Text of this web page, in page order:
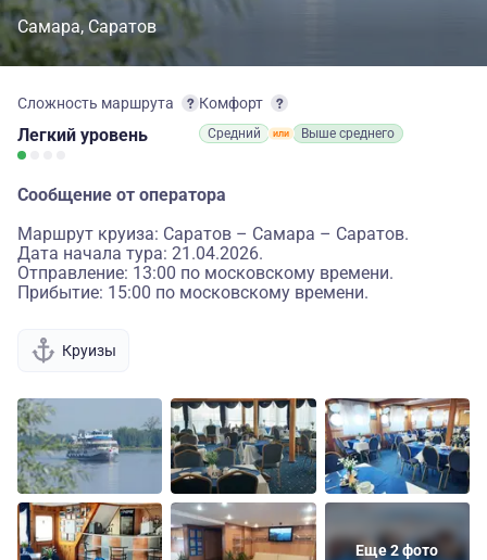
Самара Саратов
Сложность маршрута
Легкий уровень
Комфорт
Средний Выше среднего
Сообщение от оператора
Маршрут круиза: Саратов – Самара – Саратов.
Дата начала тура: 21.04.2026.
Отправление: 13:00 по московскому времени.
Прибытие: 15:00 по московскому времени.
Круизы
Еще 2 фото